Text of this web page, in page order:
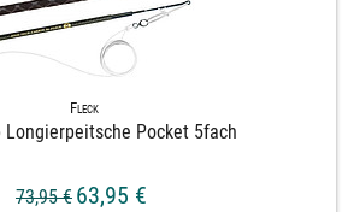
Fleck
Longierpeitsche Pocket 5fach
73,95 € 63,95 €